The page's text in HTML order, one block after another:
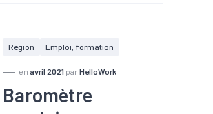
Région Emploi, formation
en avril 2021 par HelloWork
Baromètre